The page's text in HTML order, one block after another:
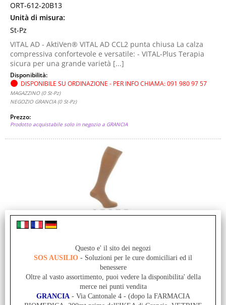
ORT-612-20B13
Unità di misura:
St-Pz
VITAL AD - AktiVen® VITAL AD CCL2 punta chiusa La calza
compressiva confortevole e versatile: - VITAL-Plus Terapia
sicura per una grande varietà [...]
Disponibilità:
DISPONIBILE SU ORDINAZIONE - PER INFO CHIAMA: 091 980 97 57
MAGAZZINO (0 St-Pz)
NEGOZIO GRANCIA (0 St-Pz)
Prezzo:
Prodotto acquistabile solo in negozio a GRANCIA
AktiVen® VITAL AD CCL2 - punta chiusa - BEIGE - GR.
ORT-612-20B14
Unità di misura:
VITAL AD - AktiVen® VITAL AD CCL2 punta chiusa La calza
Questo e' il sito dei negozi
SOS AUSILIO - Soluzioni per le cure domiciliari ed il
benessere
Oltre al vasto assortimento, puoi vedere la disponibilita' della
merce nei punti vendita
GRANCIA- Via Cantonale 4 - (dopo la FARMACIA